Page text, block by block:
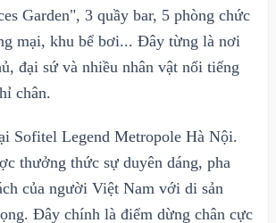
Garden", 3 quầy bar, 5 phòng chức
mại, khu bể bơi... Đây từng là nơi
đại sứ và nhiều nhân vật nổi tiếng
chân.
Sofitel Legend Metropole Hà Nội.
thưởng thức sự duyên dáng, pha
của người Việt Nam với di sản
Đây chính là điểm dừng chân cực